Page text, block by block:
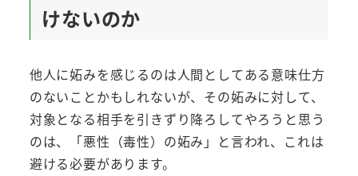
けないのか
他人に妬みを感じるのは人間としてある意味仕方
のないことかもしれないが、その妬みに対して、
対象となる相手を引きずり降ろしてやろうと思う
のは、「悪性（毒性）の妬み」と言われ、これは
避ける必要があります。